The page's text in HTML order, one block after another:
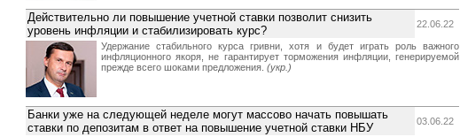
Действительно ли повышение учетной ставки позволит снизить
уровень инфляции и стабилизировать курс?
22.06.22
Удержание стабильного курса гривни, хотя и будет играть роль важного
инфляционного якоря, не гарантирует торможения инфляции, генерируемой
прежде всего шоками предложения. (укр.)
Банки уже на следующей неделе могут массово начать повышать
ставки по депозитам в ответ на повышение учетной ставки НБУ
03.06.22